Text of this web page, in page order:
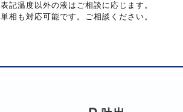
表記温度以外の液はご相談に応じます。
単相も対応可能です。ご相談ください。